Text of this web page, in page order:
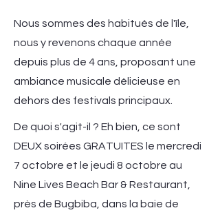
Nous sommes des habitués de l'île,
nous y revenons chaque année
depuis plus de 4 ans, proposant une
ambiance musicale délicieuse en
dehors des festivals principaux.
De quoi s'agit-il ? Eh bien, ce sont
DEUX soirées GRATUITES le mercredi
7 octobre et le jeudi 8 octobre au
Nine Lives Beach Bar & Restaurant,
près de Bugbiba, dans la baie de